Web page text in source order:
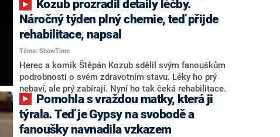
plnit čekárny lékařů.
Náročný týden plný chemie, teď přijde
rehabilitace, napsal
Téma: ShowTime
Herec a komik Štěpán Kozub sdělil svým fanouškům
podrobnosti o svém zdravotním stavu. Léky ho prý
nebaví, ale prý zabírají. Nyní ho tak čeká rehabilitace.
týrala. Teď je Gypsy na svobodě a
fanoušky navnadila vzkazem